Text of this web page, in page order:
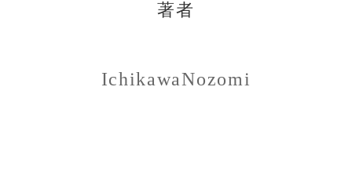
著者
IchikawaNozomi